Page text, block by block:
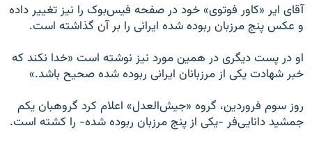
آقای ایر «کاور فوتوی» خود در صفحه فیس‌بوک را نیز تغییر داده
و عکس پنج مرزبان ربوده‌ شده ایرانی را بر آن گذاشته است.
او در پست دیگری در همین مورد نیز نوشته است «خدا نکند که
خبر شهادت یکی از مرزبانان ایرانی ربوده شده صحیح باشد.»
روز سوم فروردین، گروه «جیش‌العدل» اعلام کرد گروهبان یکم
جمشید دانایی‌فر -یکی از پنج مرزبان ربوده شده- را کشته است.